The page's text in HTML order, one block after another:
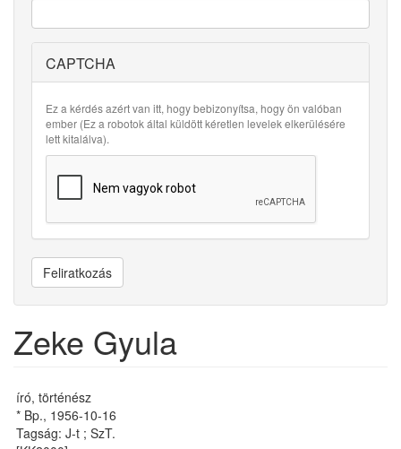
CAPTCHA
Ez a kérdés azért van itt, hogy bebizonyítsa, hogy ön valóban
ember (Ez a robotok által küldött kéretlen levelek elkerülésére
lett kitalálva).
Feliratkozás
Zeke Gyula
író, történész
* Bp., 1956-10-16
Tagság: J-t ; SzT.